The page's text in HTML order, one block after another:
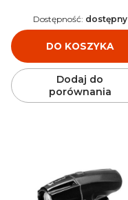
DO KOSZYKA
Dostępność: dostępny
Dodaj do
porównania